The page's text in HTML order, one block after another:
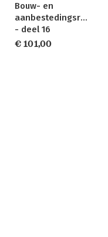
Bouw- en
aanbestedingsrecht
- deel 16
€ 101,00